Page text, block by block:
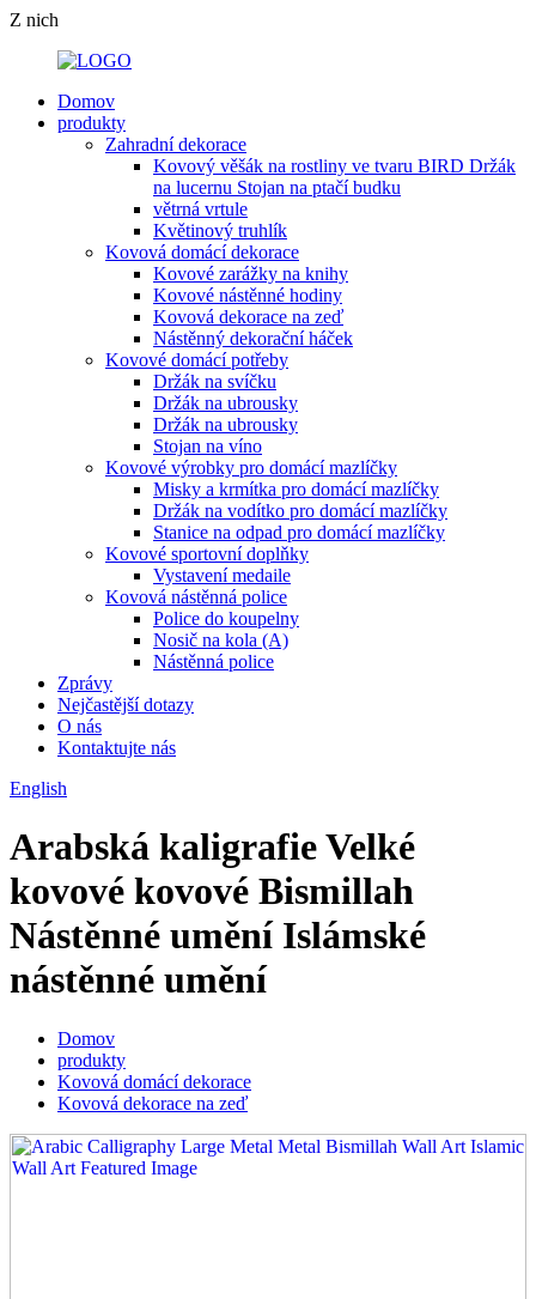
Z nich
Domov
produkty
Zahradní dekorace
Kovový věšák na rostliny ve tvaru BIRD Držák
na lucernu Stojan na ptačí budku
větrná vrtule
Květinový truhlík
Kovová domácí dekorace
Kovové zarážky na knihy
Kovové nástěnné hodiny
Kovová dekorace na zeď
Nástěnný dekorační háček
Kovové domácí potřeby
Držák na svíčku
Držák na ubrousky
Držák na ubrousky
Stojan na víno
Kovové výrobky pro domácí mazlíčky
Misky a krmítka pro domácí mazlíčky
Držák na vodítko pro domácí mazlíčky
Stanice na odpad pro domácí mazlíčky
Kovové sportovní doplňky
Vystavení medaile
Kovová nástěnná police
Police do koupelny
Nosič na kola (A)
Nástěnná police
Zprávy
Nejčastější dotazy
O nás
Kontaktujte nás
English
Arabská kaligrafie Velké
kovové kovové Bismillah
Nástěnné umění Islámské
nástěnné umění
Domov
produkty
Kovová domácí dekorace
Kovová dekorace na zeď